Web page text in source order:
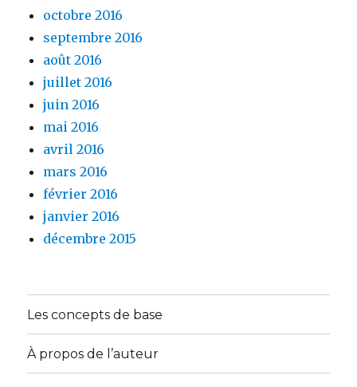
octobre 2016
septembre 2016
août 2016
juillet 2016
juin 2016
mai 2016
avril 2016
mars 2016
février 2016
janvier 2016
décembre 2015
Les concepts de base
À propos de l’auteur